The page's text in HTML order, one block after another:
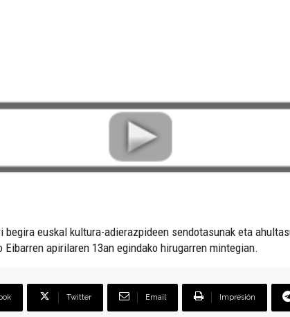
euskal kultura-adierazpideen sendotasunak eta
apirilaren 13an egindako hirugarren mintegian.
Twitter Email Impresión